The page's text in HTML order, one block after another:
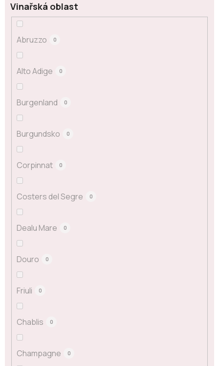
Vinařská oblast
Abruzzo 0
Alto Adige 0
Burgenland 0
Burgundsko 0
Corpinnat 0
Costers del Segre 0
Dealu Mare 0
Douro 0
Friuli 0
Chablis 0
Champagne 0